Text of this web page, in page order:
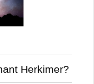
Herkimer?